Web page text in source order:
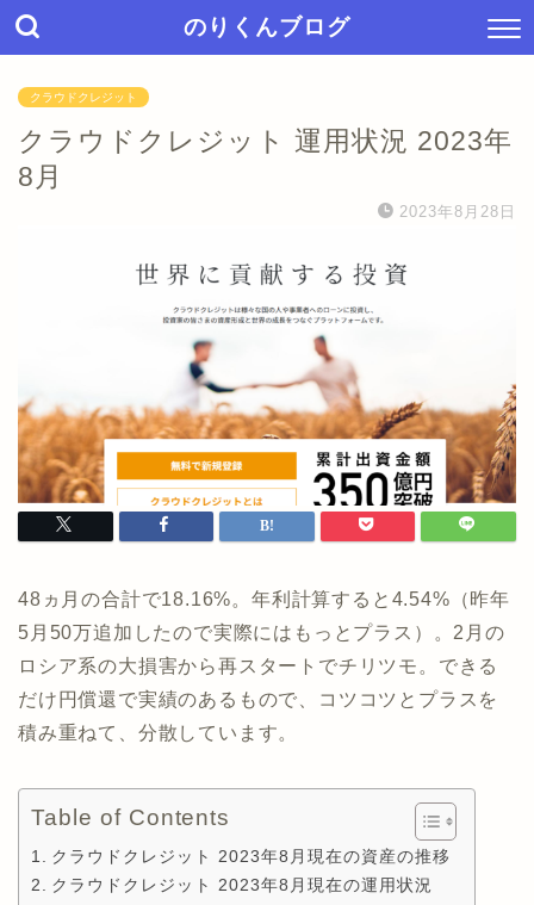
のりくんブログ
クラウドクレジット
クラウドクレジット 運用状況 2023年
8月
2023年8月28日
48ヵ月の合計で18.16%。年利計算すると4.54%（昨年
5月50万追加したので実際にはもっとプラス）。2月の
ロシア系の大損害から再スタートでチリツモ。できる
だけ円償還で実績のあるもので、コツコツとプラスを
積み重ねて、分散しています。
Table of Contents
クラウドクレジット 2023年8月現在の資産の推移
クラウドクレジット 2023年8月現在の運用状況